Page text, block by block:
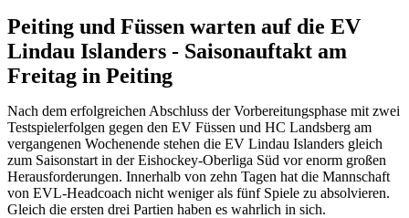
Peiting und Füssen warten auf die EV
Lindau Islanders - Saisonauftakt am
Freitag in Peiting
Nach dem erfolgreichen Abschluss der Vorbereitungsphase mit zwei
Testspielerfolgen gegen den EV Füssen und HC Landsberg am
vergangenen Wochenende stehen die EV Lindau Islanders gleich
zum Saisonstart in der Eishockey-Oberliga Süd vor enorm großen
Herausforderungen. Innerhalb von zehn Tagen hat die Mannschaft
von EVL-Headcoach nicht weniger als fünf Spiele zu absolvieren.
Gleich die ersten drei Partien haben es wahrlich in sich.